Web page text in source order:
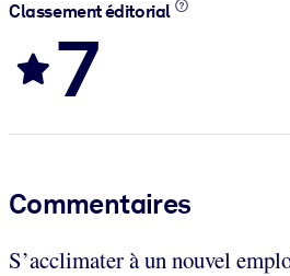
Classement éditorial
7
Commentaires
S’acclimater à un nouvel